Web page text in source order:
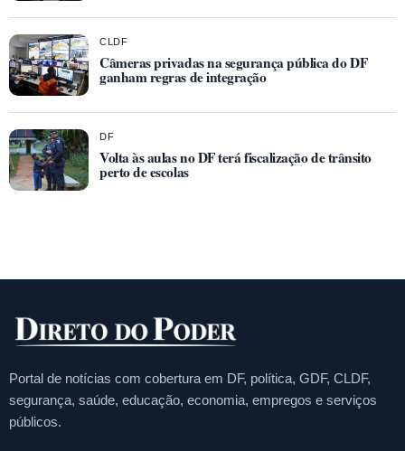
CLDF
Câmeras privadas na segurança pública do DF
ganham regras de integração
DF
Volta às aulas no DF terá fiscalização de trânsito
perto de escolas
Portal de notícias com cobertura em DF, política, GDF, CLDF,
segurança, saúde, educação, economia, empregos e serviços
públicos.